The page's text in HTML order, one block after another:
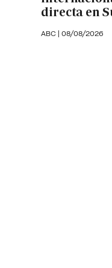
directa en
ABC | 08/08/2026